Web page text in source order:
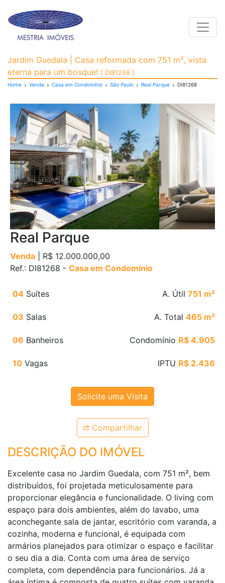
Casa em Condomínio
Jardim Guedala | Casa reformada com 751 m², vista
eterna para um bosque! [ DI81268 ]
Home Venda Casa em Condomínio São Paulo Real Parque DI81268
Previous Next
Real Parque
Venda | R$ 12.000.000,00
Ref.: DI81268 - Casa em Condomínio
04 Suítes
03 Salas
06 Banheiros
10 Vagas
A. Útil 751 m²
A. Total 465 m²
Condomínio R$ 4.905
IPTU R$ 2.436
Solicite uma Visita
Compartilhar
DESCRIÇÃO DO IMÓVEL
Excelente casa no Jardim Guedala, com 751 m², bem
distribuídos, foi projetada meticulosamente para
proporcionar elegância e funcionalidade. O living com
espaço para dois ambientes, além do lavabo, uma
aconchegante sala de jantar, escritório com varanda, a
cozinha, moderna e funcional, é equipada com
armários planejados para otimizar o espaço e facilitar
o seu dia a dia. Conta com uma área de serviço
completa, com dependência para funcionários. Já a